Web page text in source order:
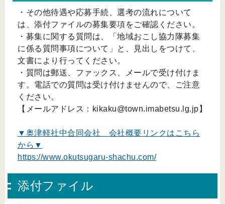
・その他待遇や応募手続、選考の流れについて
は、添付ファイルの募集要項をご確認ください。
・募集に関する質問は、「地域おこし協力隊募集
に係る質問事項について」と、見出しをつけて、
文書により行ってください。
・質問は郵送、ファックス、メールで受け付けま
す。電話での質問は受け付けませんので、ご注意
ください。
【メールアドレス：kikaku@town.imabetsu.lg.jp】
▼奥津軽社中合同会社 会社概要リンクはこちら
から▼
https://www.okutsugaru-shachu.com/
添付ファイル